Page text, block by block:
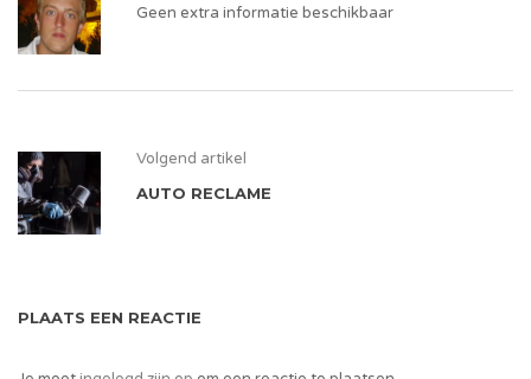
Geen extra informatie beschikbaar
Volgend artikel
AUTO RECLAME
PLAATS EEN REACTIE